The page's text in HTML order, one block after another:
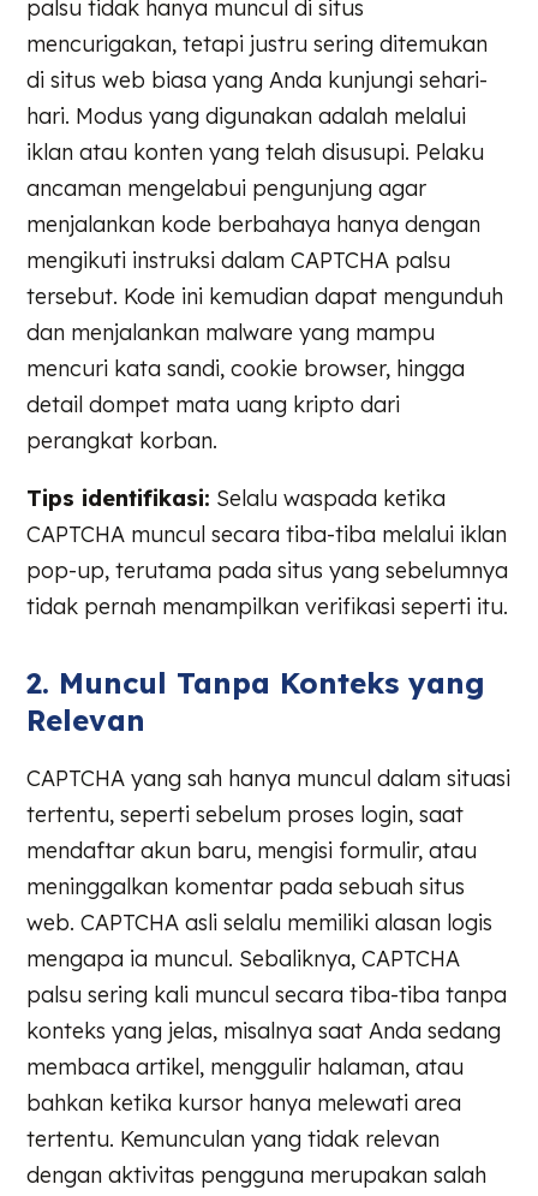
palsu tidak hanya muncul di situs
mencurigakan, tetapi justru sering ditemukan
di situs web biasa yang Anda kunjungi sehari-
hari. Modus yang digunakan adalah melalui
iklan atau konten yang telah disusupi. Pelaku
ancaman mengelabui pengunjung agar
menjalankan kode berbahaya hanya dengan
mengikuti instruksi dalam CAPTCHA palsu
tersebut. Kode ini kemudian dapat mengunduh
dan menjalankan malware yang mampu
mencuri kata sandi, cookie browser, hingga
detail dompet mata uang kripto dari
perangkat korban.
Tips identifikasi: Selalu waspada ketika
CAPTCHA muncul secara tiba-tiba melalui iklan
pop-up, terutama pada situs yang sebelumnya
tidak pernah menampilkan verifikasi seperti itu.
2. Muncul Tanpa Konteks yang
Relevan
CAPTCHA yang sah hanya muncul dalam situasi
tertentu, seperti sebelum proses login, saat
mendaftar akun baru, mengisi formulir, atau
meninggalkan komentar pada sebuah situs
web. CAPTCHA asli selalu memiliki alasan logis
mengapa ia muncul. Sebaliknya, CAPTCHA
palsu sering kali muncul secara tiba-tiba tanpa
konteks yang jelas, misalnya saat Anda sedang
membaca artikel, menggulir halaman, atau
bahkan ketika kursor hanya melewati area
tertentu. Kemunculan yang tidak relevan
dengan aktivitas pengguna merupakan salah